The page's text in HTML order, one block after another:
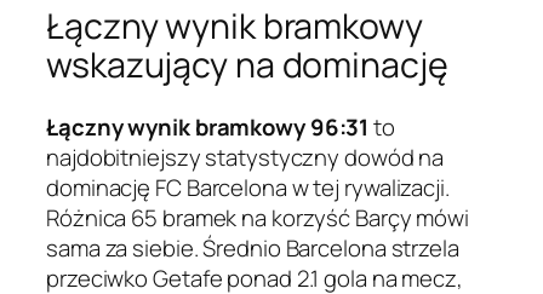
Łączny wynik bramkowy
wskazujący na dominację
Łączny wynik bramkowy 96:31 to
najdobitniejszy statystyczny dowód na
dominację FC Barcelona w tej rywalizacji.
Różnica 65 bramek na korzyść Barçy mówi
sama za siebie. Średnio Barcelona strzela
przeciwko Getafe ponad 2.1 gola na mecz,